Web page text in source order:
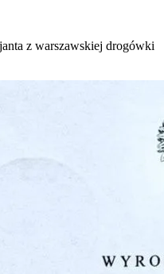
z warszawskiej drogówki